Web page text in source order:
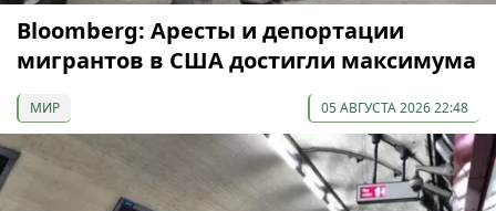
Bloomberg: Аресты и депортации
мигрантов в США достигли максимума
МИР 05 АВГУСТА 2026 22:48